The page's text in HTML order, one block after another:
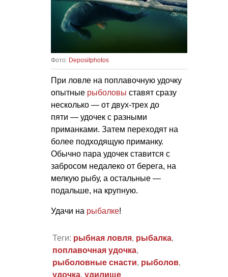
Фото: Depositphotos
При ловле на поплавочную удочку
опытные рыболовы ставят сразу
несколько — от двух-трех до
пяти — удочек с разными
приманками. Затем переходят на
более подходящую приманку.
Обычно пара удочек ставится с
забросом недалеко от берега, на
мелкую рыбу, а остальные —
подальше, на крупную.
Удачи на рыбалке!
Теги: рыбная ловля, рыбалка,
поплавочная удочка,
рыболовные снасти, рыболов,
удочка, удилище